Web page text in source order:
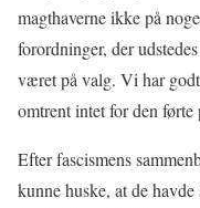
magthaverne ikke på
forordninger, der
været på valg. Vi har
omtrent intet for den
Efter fascismens
kunne huske, at de